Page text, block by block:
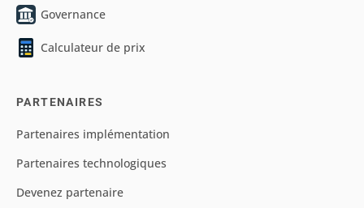
Governance
Calculateur de prix
PARTENAIRES
Partenaires implémentation
Partenaires technologiques
Devenez partenaire